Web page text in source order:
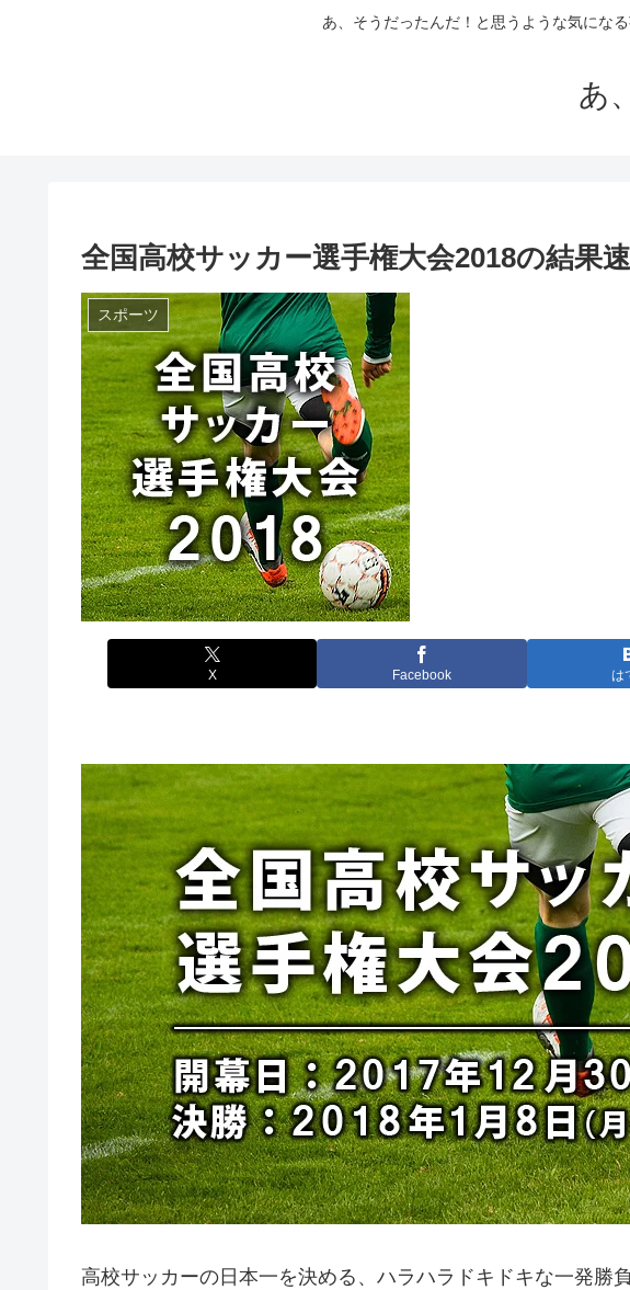
あ、そうだったんだ！と思うような気にな
あ
全国高校サッカー選手権大会2018の結果
スポーツ
X Facebook は
高校サッカーの日本一を決める、ハラハラドキドキな一発勝